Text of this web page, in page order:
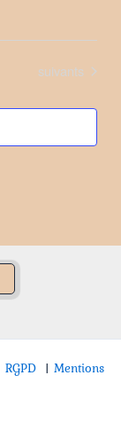
Évènements
suivants
RGPD | Mentions